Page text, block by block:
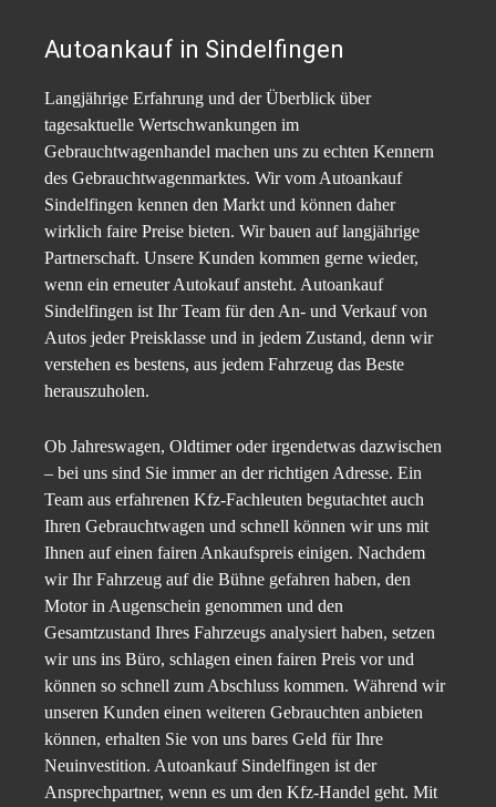
Autoankauf in Sindelfingen
Langjährige Erfahrung und der Überblick über
tagesaktuelle Wertschwankungen im
Gebrauchtwagenhandel machen uns zu echten Kennern
des Gebrauchtwagenmarktes. Wir vom Autoankauf
Sindelfingen kennen den Markt und können daher
wirklich faire Preise bieten. Wir bauen auf langjährige
Partnerschaft. Unsere Kunden kommen gerne wieder,
wenn ein erneuter Autokauf ansteht. Autoankauf
Sindelfingen ist Ihr Team für den An- und Verkauf von
Autos jeder Preisklasse und in jedem Zustand, denn wir
verstehen es bestens, aus jedem Fahrzeug das Beste
herauszuholen.
Ob Jahreswagen, Oldtimer oder irgendetwas dazwischen
– bei uns sind Sie immer an der richtigen Adresse. Ein
Team aus erfahrenen Kfz-Fachleuten begutachtet auch
Ihren Gebrauchtwagen und schnell können wir uns mit
Ihnen auf einen fairen Ankaufspreis einigen. Nachdem
wir Ihr Fahrzeug auf die Bühne gefahren haben, den
Motor in Augenschein genommen und den
Gesamtzustand Ihres Fahrzeugs analysiert haben, setzen
wir uns ins Büro, schlagen einen fairen Preis vor und
können so schnell zum Abschluss kommen. Während wir
unseren Kunden einen weiteren Gebrauchten anbieten
können, erhalten Sie von uns bares Geld für Ihre
Neuinvestition. Autoankauf Sindelfingen ist der
Ansprechpartner, wenn es um den Kfz-Handel geht. Mit